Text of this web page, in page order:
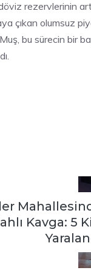
rezervlerinin
çıkan olumsuz
bu sürecin bir
Kavga: 5